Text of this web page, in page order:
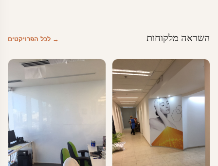
השראה מלקוחות → לכל הפרויקטים